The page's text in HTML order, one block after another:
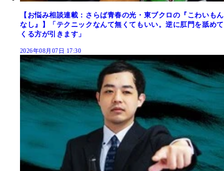
【お悩み相談連載：さらば青春の光・東ブクロの『こわいもん
なし』】「テクニックなんて無くてもいい。逆に肛門を舐めて
くる方が引きます」
2026年08月07日 17:30